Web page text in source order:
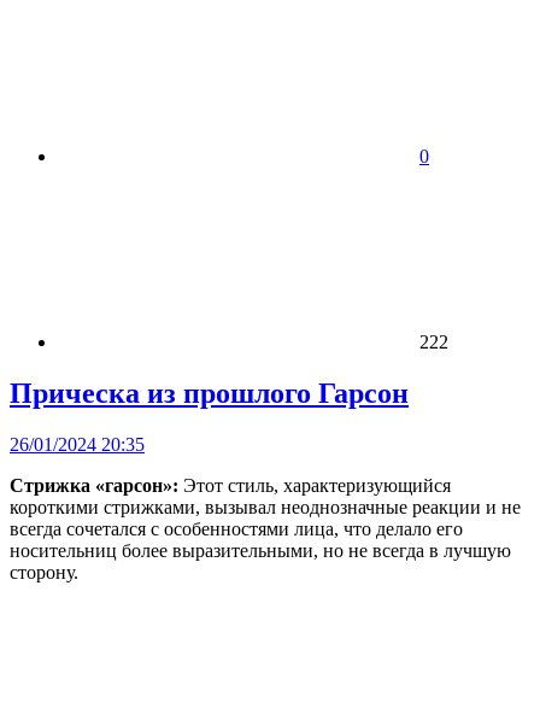
0
222
Прическа из прошлого Гарсон
26/01/2024 20:35
Стрижка «гарсон»: Этот стиль, характеризующийся
короткими стрижками, вызывал неоднозначные реакции и не
всегда сочетался с особенностями лица, что делало его
носительниц более выразительными, но не всегда в лучшую
сторону.